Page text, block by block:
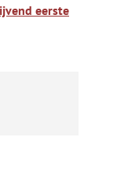
eerste